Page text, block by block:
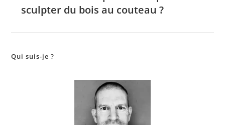
sculpter du bois au couteau ?
Qui suis-je ?